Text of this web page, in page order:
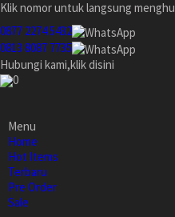
Klik nomor untuk langsung
0877 2274 5432
0813 8087 7735
Hubungi kami,klik disini
0
Menu
Home
Hot Items
Terbaru
Pre Order
Sale